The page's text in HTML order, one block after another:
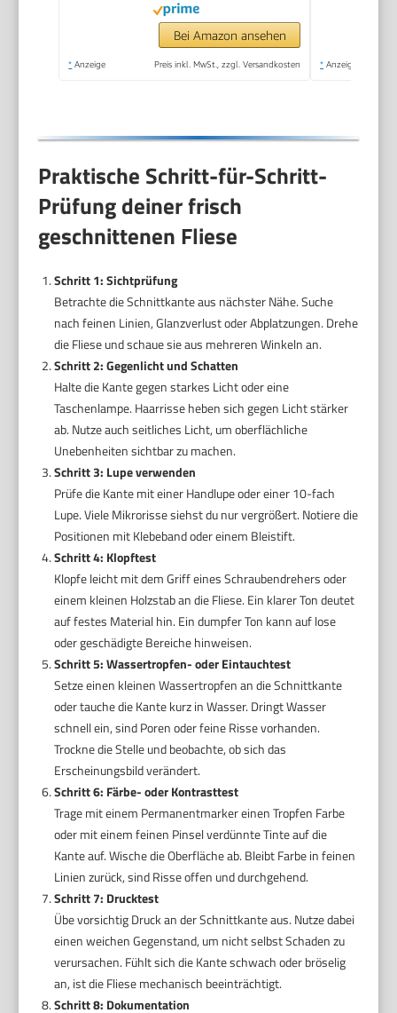
Schnittbreite 25mm
Fliesenschneidmaschine
inkl. Extra Schneidrad
Bei Amazon ansehen
* Anzeige Preis inkl. MwSt., zzgl. Versandkosten * Anzeige
Praktische Schritt-für-Schritt-
Prüfung deiner frisch
geschnittenen Fliese
Schritt 1: Sichtprüfung
Betrachte die Schnittkante aus nächster Nähe. Suche
nach feinen Linien, Glanzverlust oder Abplatzungen. Drehe
die Fliese und schaue sie aus mehreren Winkeln an.
Schritt 2: Gegenlicht und Schatten
Halte die Kante gegen starkes Licht oder eine
Taschenlampe. Haarrisse heben sich gegen Licht stärker
ab. Nutze auch seitliches Licht, um oberflächliche
Unebenheiten sichtbar zu machen.
Schritt 3: Lupe verwenden
Prüfe die Kante mit einer Handlupe oder einer 10-fach
Lupe. Viele Mikrorisse siehst du nur vergrößert. Notiere die
Positionen mit Klebeband oder einem Bleistift.
Schritt 4: Klopftest
Klopfe leicht mit dem Griff eines Schraubendrehers oder
einem kleinen Holzstab an die Fliese. Ein klarer Ton deutet
auf festes Material hin. Ein dumpfer Ton kann auf lose
oder geschädigte Bereiche hinweisen.
Schritt 5: Wassertropfen- oder Eintauchtest
Setze einen kleinen Wassertropfen an die Schnittkante
oder tauche die Kante kurz in Wasser. Dringt Wasser
schnell ein, sind Poren oder feine Risse vorhanden.
Trockne die Stelle und beobachte, ob sich das
Erscheinungsbild verändert.
Schritt 6: Färbe- oder Kontrasttest
Trage mit einem Permanentmarker einen Tropfen Farbe
oder mit einem feinen Pinsel verdünnte Tinte auf die
Kante auf. Wische die Oberfläche ab. Bleibt Farbe in feinen
Linien zurück, sind Risse offen und durchgehend.
Schritt 7: Drucktest
Übe vorsichtig Druck an der Schnittkante aus. Nutze dabei
einen weichen Gegenstand, um nicht selbst Schaden zu
verursachen. Fühlt sich die Kante schwach oder bröselig
an, ist die Fliese mechanisch beeinträchtigt.
Schritt 8: Dokumentation